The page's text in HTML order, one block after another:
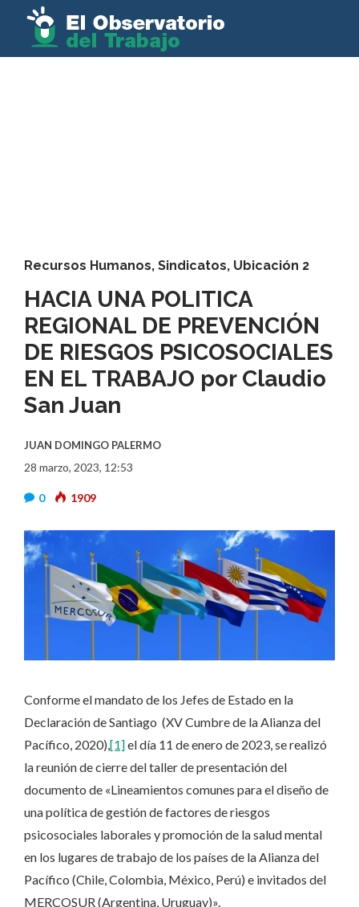
Recursos Humanos, Sindicatos, Ubicación 2
HACIA UNA POLITICA
REGIONAL DE PREVENCIÓN
DE RIESGOS PSICOSOCIALES
EN EL TRABAJO por Claudio
San Juan
JUAN DOMINGO PALERMO
28 marzo, 2023, 12:53
0 1909
Conforme el mandato de los Jefes de Estado en la
Declaración de Santiago (XV Cumbre de la Alianza del
Pacífico, 2020), [1]el día 11 de enero de 2023, se realizó
la reunión de cierre del taller de presentación del
documento de «Lineamientos comunes para el diseño de
una política de gestión de factores de riesgos
psicosociales laborales y promoción de la salud mental
en los lugares de trabajo de los países de la Alianza del
Pacífico (Chile, Colombia, México, Perú) e invitados del
MERCOSUR (Argentina, Uruguay)».